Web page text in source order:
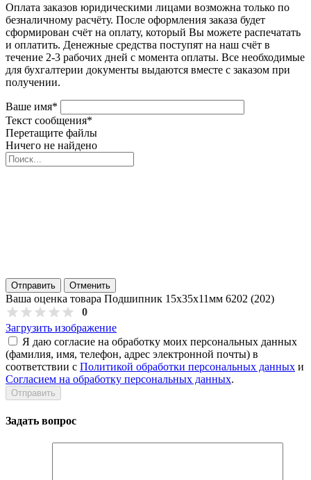
Оплата заказов юридическими лицами возможна только по
безналичному расчёту. После оформления заказа будет
сформирован счёт на оплату, который Вы можете распечатать
и оплатить. Денежные средства поступят на наш счёт в
течение 2-3 рабочих дней с момента оплаты. Все необходимые
для бухгалтерии документы выдаются вместе с заказом при
получении.
Ваше имя*
Текст сообщения*
Перетащите файлы
Ничего не найдено
Отправить Отменить
Ваша оценка товара Подшипник 15х35х11мм 6202 (202)
0
Загрузить изображение
Я даю согласие на обработку моих персональных данных
(фамилия, имя, телефон, адрес электронной почты) в
соответствии с Политикой обработки персональных данных и
Согласием на обработку персональных данных.
Задать вопрос